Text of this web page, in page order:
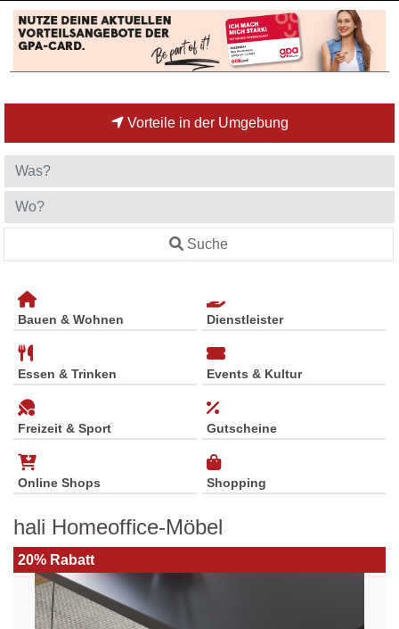
Vorteile in der Umgebung
Suche
Bauen & Wohnen Dienstleister
Essen & Trinken Events & Kultur
Freizeit & Sport Gutscheine
Online Shops Shopping
hali Homeoffice-Möbel
20% Rabatt